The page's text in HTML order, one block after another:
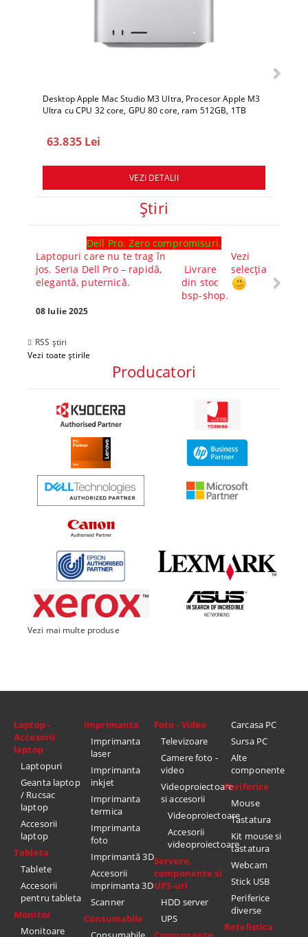
Desktop Apple Mac Studio M3 Ultra, Procesor Apple M3
Ultra cu CPU 32 core, GPU 80 core, ram 512GB, 1TB
63.835 Lei
VEZI DETALII
Ştiri
Dell Pro. Zero compromisuri.
Laptopuri care nu te trag în
jos. Seria Dell Pro – rapidă,
elegantă, puternică.
Livrare
din stoc
bsp-shop.
Vezi
selecția
08 Iulie 2025
RSS știri
Vezi toate știrile
Producatori
Vezi mai multe produse
Laptop -
Accesorii
laptop
Laptopuri
Geanta laptop
/ Rucsac
laptop
Accesorii
laptop
Tableta
Tablete
Accesorii
pentru tableta
Monitor
Monitoare
Imprimanta
Imprimanta
laser
Imprimanta
inkjet
Imprimanta
termica
Imprimanta
foto
Imprimantă 3D
Accesorii
imprimanta 3D
Scanner
Consumabile
Foto - Video
Televizoare
Camere foto -
video
Videoproiectoare
si accesorii
Videoproiectoare
Accesorii
videoproiectoare
Servere,
componente si
UPS-uri
HDD server
UPS
Carcasa PC
Sursa PC
Alte
componente
Periferice
Mouse
Tastatura
Kit mouse si
tastatura
Webcam
Stick USB
Periferice
diverse
Retelistica